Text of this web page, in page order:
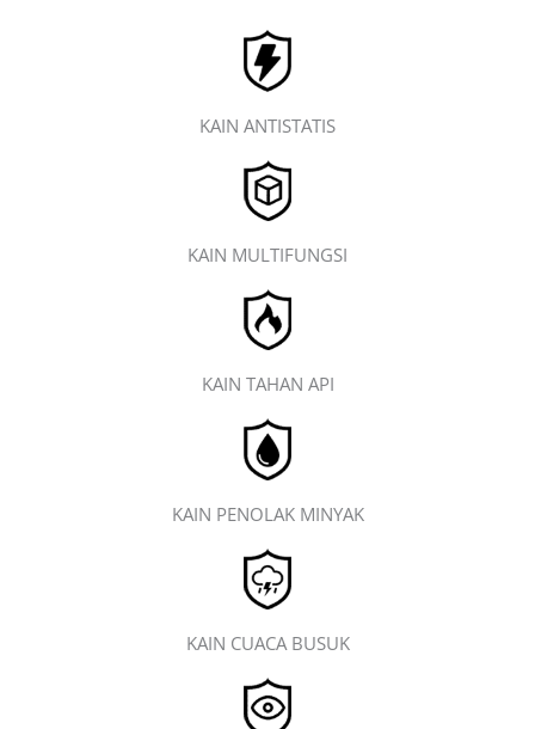
KAIN ANTISTATIS
KAIN MULTIFUNGSI
KAIN TAHAN API
KAIN PENOLAK MINYAK
KAIN CUACA BUSUK